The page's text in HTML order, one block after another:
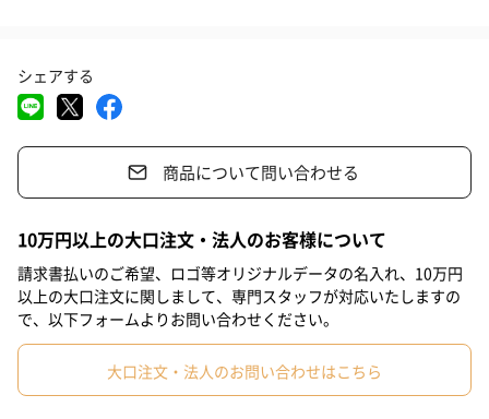
ンスピレーションを受け、
深くて幅の広いスプーンや、長い歯先のフォークなど、洗練され
モデルを創り上げました。
ださい。
たくさんの魅力
#祖父 #祖母
#20代前半
#90代
シェアする
商品について問い合わせる
10万円以上の大口注文・法人のお客様について
請求書払いのご希望、ロゴ等オリジナルデータの名入れ、10万円
以上の大口注文に関しまして、専門スタッフが対応いたしますの
で、以下フォームよりお問い合わせください。
大口注文・法人のお問い合わせはこちら